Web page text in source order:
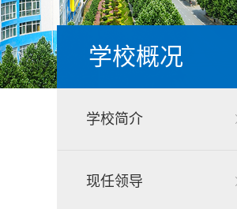
学校概况
学校简介
现任领导